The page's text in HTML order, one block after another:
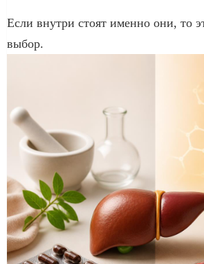
Если внутри стоят именно они, то
выбор.